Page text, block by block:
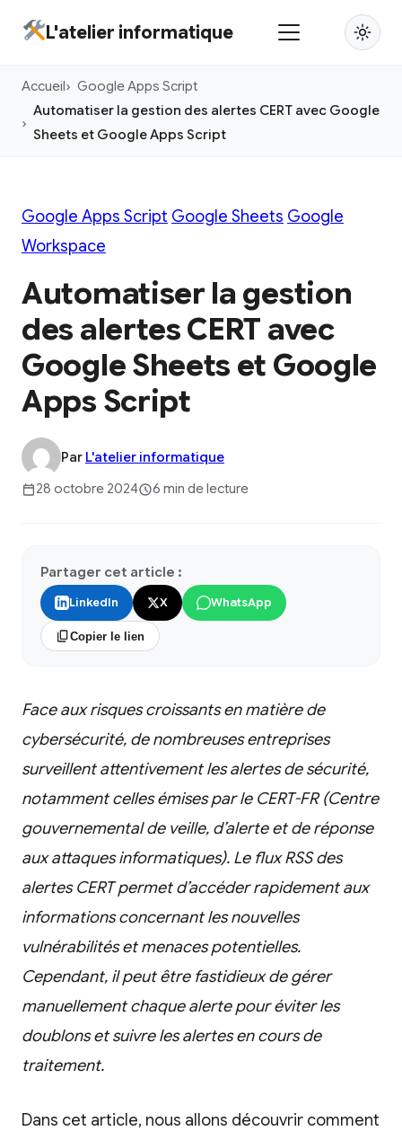
principal
L'atelier informatique
Accueil
Google Apps Script
Automatiser la gestion des alertes CERT avec Google
Sheets et Google Apps Script
Google Apps Script Google Sheets Google
Workspace
Automatiser la gestion
des alertes CERT avec
Google Sheets et Google
Apps Script
Par L'atelier informatique
28 octobre 2024
6 min de lecture
Partager cet article :
LinkedIn X WhatsApp
Copier le lien
Face aux risques croissants en matière de
cybersécurité, de nombreuses entreprises
surveillent attentivement les alertes de sécurité,
notamment celles émises par le CERT-FR (Centre
gouvernemental de veille, d’alerte et de réponse
aux attaques informatiques). Le flux RSS des
alertes CERT permet d’accéder rapidement aux
informations concernant les nouvelles
vulnérabilités et menaces potentielles.
Cependant, il peut être fastidieux de gérer
manuellement chaque alerte pour éviter les
doublons et suivre les alertes en cours de
traitement.
Dans cet article, nous allons découvrir comment